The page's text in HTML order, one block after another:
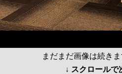
まだまだ画像は続きま
↓ スクロールで